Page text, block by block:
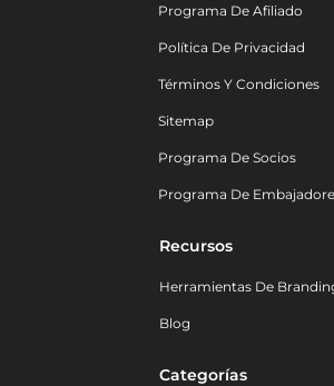
Programa De Afiliado
Política De Privacidad
Términos Y Condiciones
Sitemap
Programa De Socios
Programa De
Recursos
Herramientas De
Blog
Categorías